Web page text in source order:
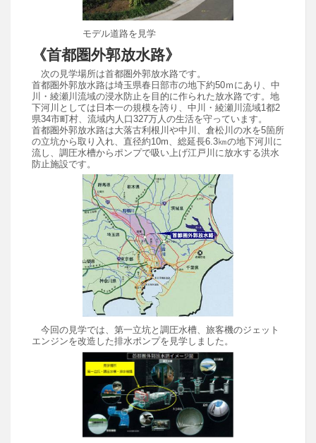
モデル道路を見学
《首都圏外郭放水路》
次の見学場所は首都圏外郭放水路です。
首都圏外郭放水路は埼玉県春日部市の地下約50ｍにあり、中
川・綾瀬川流域の浸水防止を目的に作られた放水路です。地
下河川としては日本一の規模を誇り、中川・綾瀬川流域1都2
県34市町村、流域内人口327万人の生活を守っています。
首都圏外郭放水路は大落古利根川や中川、倉松川の水を5箇所
の立坑から取り入れ、直径約10m、総延長6.3㎞の地下河川に
流し、調圧水槽からポンプで吸い上げ江戸川に放水する洪水
防止施設です。
今回の見学では、第一立坑と調圧水槽、旅客機のジェット
エンジンを改造した排水ポンプを見学しました。